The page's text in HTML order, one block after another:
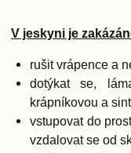
V jeskyni je
rušit vrápence a
dotýkat se,
krápníkovou a
vstupovat do
vzdalovat se od